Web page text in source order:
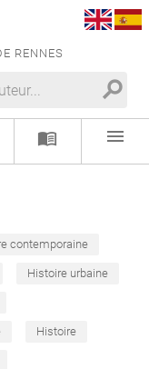
RENNES
search
menu_book menu
contemporaine
Histoire urbaine
Histoire